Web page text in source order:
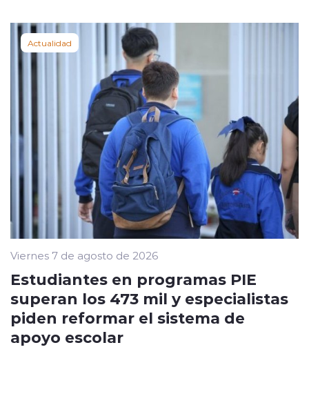
Actualidad
Viernes 7 de agosto de 2026
Estudiantes en programas PIE
superan los 473 mil y especialistas
piden reformar el sistema de
apoyo escolar